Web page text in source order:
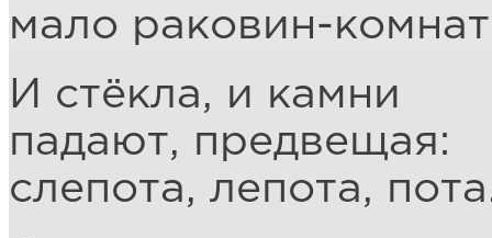
мало раковин-
И стёкла, и камни
падают, предвещая:
слепота, лепота,